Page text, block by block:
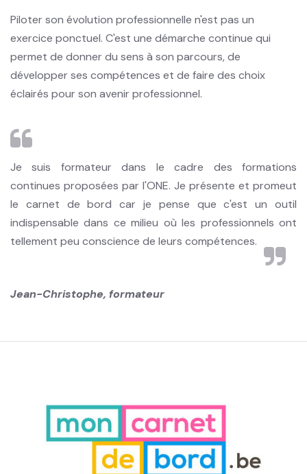
Piloter son évolution professionnelle n'est pas un
exercice ponctuel. C'est une démarche continue qui
permet de donner du sens à son parcours, de
développer ses compétences et de faire des choix
éclairés pour son avenir professionnel.
Je suis formateur dans le cadre des formations
continues proposées par l'ONE. Je présente et promeut
le carnet de bord car je pense que c'est un outil
indispensable dans ce milieu où les professionnels ont
tellement peu conscience de leurs compétences.
Jean-Christophe, formateur